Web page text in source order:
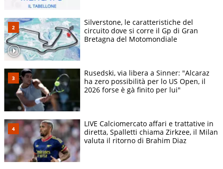
Silverstone, le caratteristiche del
circuito dove si corre il Gp di Gran
Bretagna del Motomondiale
Rusedski, via libera a Sinner: "Alcaraz
ha zero possibilità per lo US Open, il
2026 forse è gà finito per lui"
LIVE Calciomercato affari e trattative in
diretta, Spalletti chiama Zirkzee, il Milan
valuta il ritorno di Brahim Diaz